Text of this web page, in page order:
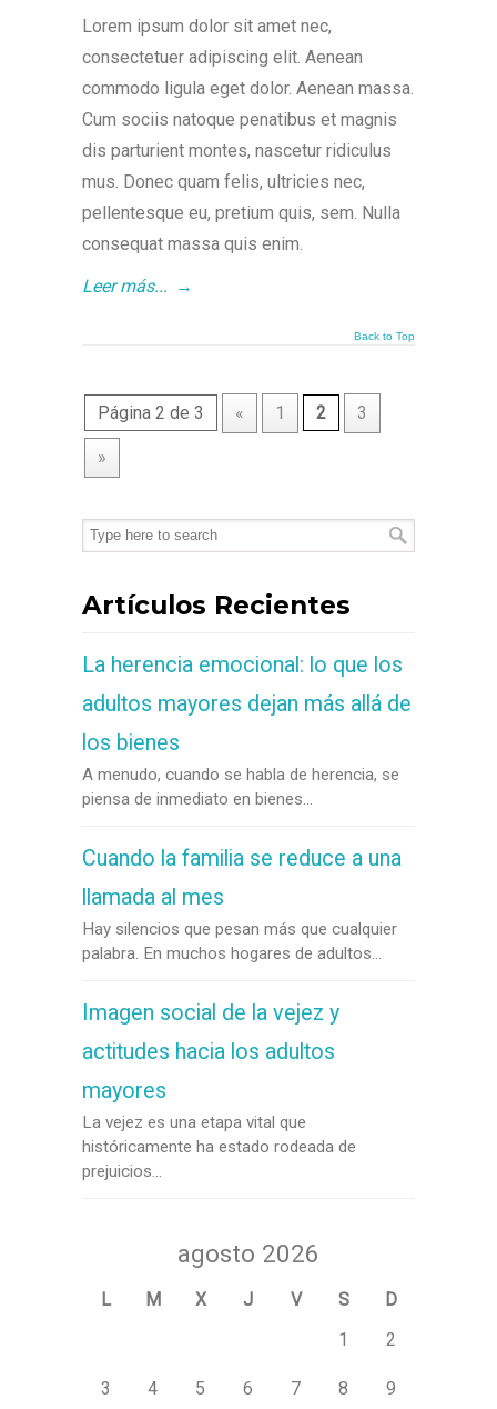
Lorem ipsum dolor sit amet nec,
consectetuer adipiscing elit. Aenean
commodo ligula eget dolor. Aenean massa.
Cum sociis natoque penatibus et magnis
dis parturient montes, nascetur ridiculus
mus. Donec quam felis, ultricies nec,
pellentesque eu, pretium quis, sem. Nulla
consequat massa quis enim.
Leer más... →
Back to Top
Página 2 de 3 « 1 2 3
»
Artículos Recientes
La herencia emocional: lo que los
adultos mayores dejan más allá de
los bienes
A menudo, cuando se habla de herencia, se
piensa de inmediato en bienes...
Cuando la familia se reduce a una
llamada al mes
Hay silencios que pesan más que cualquier
palabra. En muchos hogares de adultos...
Imagen social de la vejez y
actitudes hacia los adultos
mayores
La vejez es una etapa vital que
históricamente ha estado rodeada de
prejuicios...
agosto 2026
L M X J V S
D
1
2
3 4 5 6 7 8 9